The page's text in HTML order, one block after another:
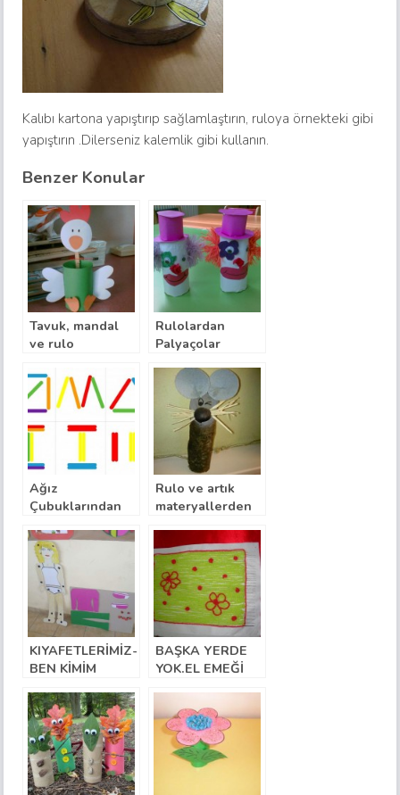
Kalıbı kartona yapıştırıp sağlamlaştırın, ruloya örnekteki gibi
yapıştırın .Dilerseniz kalemlik gibi kullanın.
Benzer Konular
Tavuk, mandal
ve rulo
Rulolardan
Palyaçolar
Ağız
Çubuklarından
Rulo ve artık
materyallerden
KIYAFETLERİMİZ-
BEN KİMİM
BAŞKA YERDE
YOK.EL EMEĞİ
HALILAR